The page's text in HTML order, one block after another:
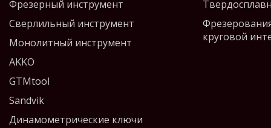
Фрезерный инструмент
Сверлильный инструмент
Монолитный инструмент
AKKO
GTMtool
Sandvik
Динамометрические ключи
круговой